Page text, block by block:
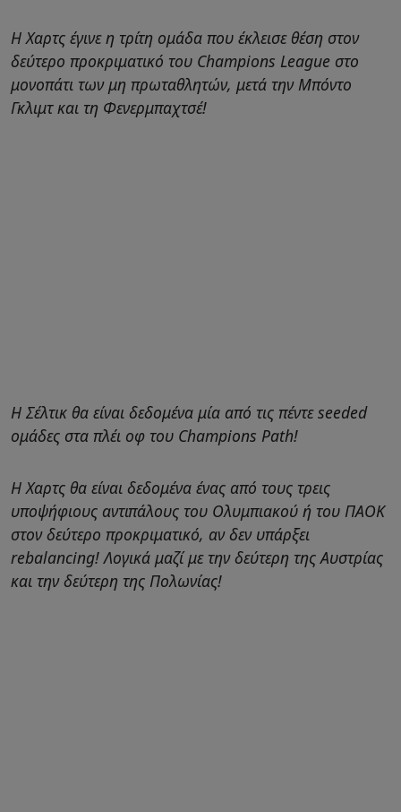
Η Χαρτς έγινε η τρίτη ομάδα που έκλεισε θέση στον
δεύτερο προκριματικό του Champions League στο
μονοπάτι των μη πρωταθλητών, μετά την Μπόντο
Γκλιμτ και τη Φενερμπαχτσέ!
Η Σέλτικ θα είναι δεδομένα μία από τις πέντε seeded
ομάδες στα πλέι οφ του Champions Path!
Η Χαρτς θα είναι δεδομένα ένας από τους τρεις
υποψήφιους αντιπάλους του Ολυμπιακού ή του ΠΑΟΚ
στον δεύτερο προκριματικό, αν δεν υπάρξει
rebalancing! Λογικά μαζί με την δεύτερη της Αυστρίας
και την δεύτερη της Πολωνίας!